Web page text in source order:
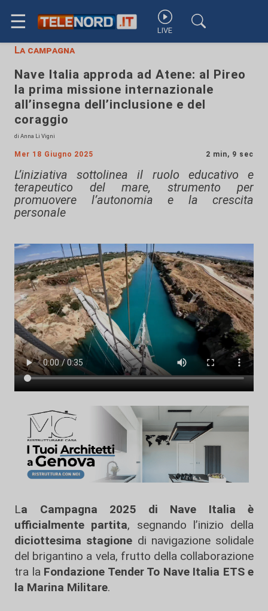
☰ LIVE
La campagna
Nave Italia approda ad Atene: al Pireo
la prima missione internazionale
all’insegna dell’inclusione e del
coraggio
di Anna Li Vigni
Mer 18 Giugno 2025 2 min, 9 sec
L’iniziativa sottolinea il ruolo educativo e
terapeutico del mare, strumento per
promuovere l’autonomia e la crescita
personale
La Campagna 2025 di Nave Italia è
ufficialmente partita, segnando l’inizio della
diciottesima stagione di navigazione solidale
del brigantino a vela, frutto della collaborazione
tra la Fondazione Tender To Nave Italia ETS e
la Marina Militare.